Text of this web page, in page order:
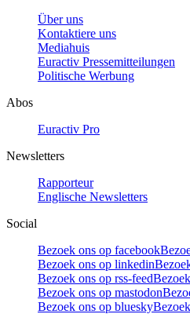
Über uns
Kontaktiere uns
Mediahuis
Euractiv Pressemitteilungen
Politische Werbung
Abos
Euractiv Pro
Newsletters
Rapporteur
Englische Newsletters
Social
Bezoek ons op facebook
Bezoek ons op linkedin
Bezoek ons op rss-feed
Bezoek ons op mastodon
Bezoek ons op bluesky